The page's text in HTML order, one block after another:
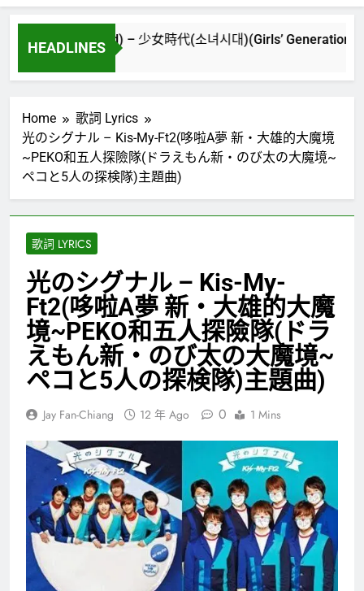
HEADLINES
New World) – 少女時代(소녀시대)(Girls’ Generation)
Home
歌詞 Lyrics
光のシグナル – Kis-My-Ft2(哆啦A夢 新‧大雄的大魔境
~PEKO和五人探險隊(ドラえもん新・のび太の大魔境~
ペコと5人の探検隊)主題曲)
歌詞 LYRICS
光のシグナル – Kis-My-
Ft2(哆啦A夢 新‧大雄的大魔
境~PEKO和五人探險隊(ドラ
えもん新・のび太の大魔境~
ペコと5人の探検隊)主題曲)
Jay Fan-Chiang 12 年 Ago 0 1 Mins